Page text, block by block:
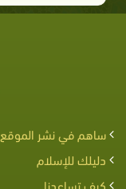
ساهم في نشر الموقع
دليلك للإسلام
كيف تساعدنا